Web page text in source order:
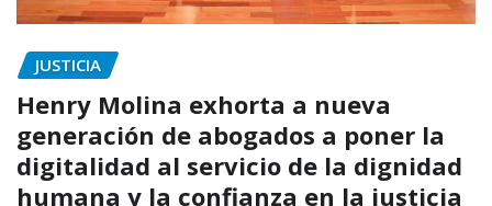
JUSTICIA
Henry Molina exhorta a nueva
generación de abogados a poner la
digitalidad al servicio de la dignidad
humana y la confianza en la justicia